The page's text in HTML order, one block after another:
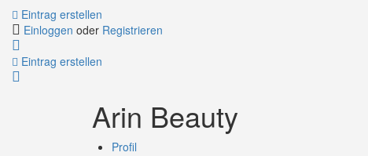
Eintrag erstellen
Einloggen oder Registrieren
Eintrag erstellen
Arin Beauty
Profil